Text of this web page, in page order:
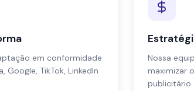
em conformidade
TikTok, LinkedIn
Nossa
maximizar
publicitário